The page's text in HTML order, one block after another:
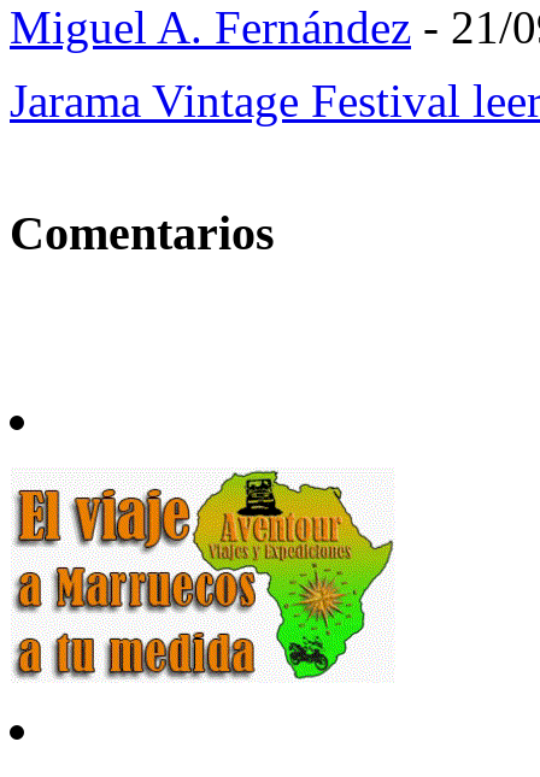
Miguel A. Fernández - 21/
Jarama Vintage Festival
Comentarios